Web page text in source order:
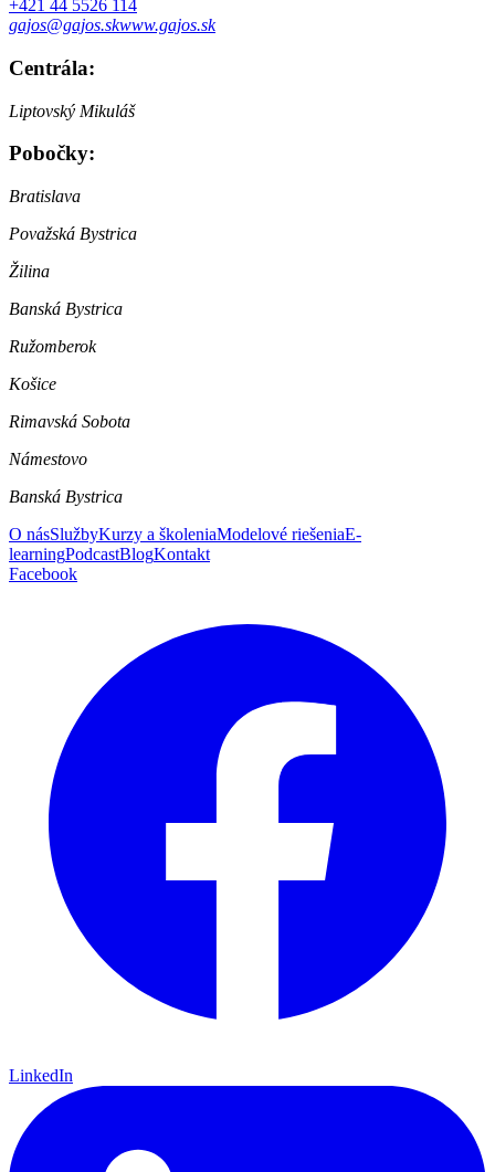
+421 44 5526 114
gajos@gajos.skwww.gajos.sk
Centrála:
Liptovský Mikuláš
Pobočky:
Bratislava
Považská Bystrica
Žilina
Banská Bystrica
Ružomberok
Košice
Rimavská Sobota
Námestovo
Banská Bystrica
O násSlužbyKurzy a školeniaModelové riešeniaE-
learningPodcastBlogKontakt
Facebook
LinkedIn